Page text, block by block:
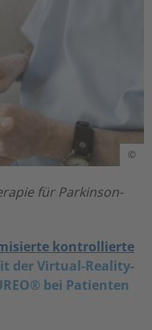
©
für Parkinson-
kontrollierte
der Virtual-Reality-
bei Patienten